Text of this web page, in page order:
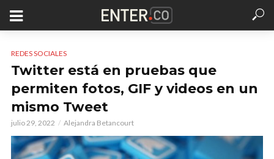
REDES SOCIALES
Twitter está en pruebas que
permiten fotos, GIF y videos en un
mismo Tweet
julio 29, 2022 Alejandra Betancourt